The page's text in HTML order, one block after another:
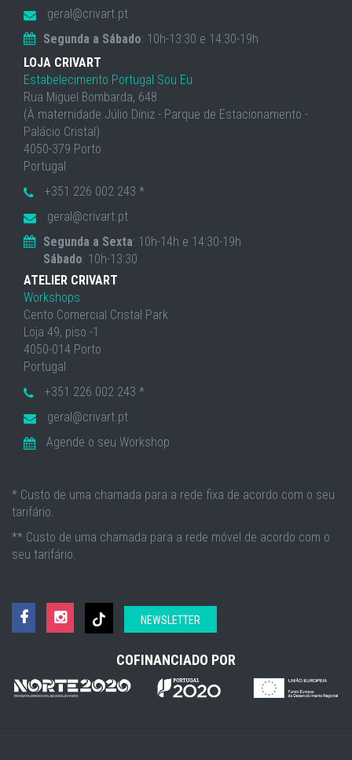
geral@crivart.pt
Segunda a Sábado: 10h-13:30 e 14:30-19h
LOJA CRIVART
Estabelecimento Portugal Sou Eu
Rua Miguel Bombarda, 648
(À maternidade Júlio Diniz - Parque de Estacionamento -
Palácio Cristal)
4050-379 Porto
Portugal
+351 226 002 243 *
geral@crivart.pt
Segunda a Sexta: 10h-14h e 14:30-19h
Sábado: 10h-13:30
ATELIER CRIVART
Workshops
Cento Comercial Cristal Park
Loja 49, piso -1
4050-014 Porto
Portugal
+351 226 002 243 *
geral@crivart.pt
Agende o seu Workshop
* Custo de uma chamada para a rede fixa de acordo com o seu
tarifário.
** Custo de uma chamada para a rede móvel de acordo com o
seu tarifário.
NEWSLETTER
COFINANCIADO POR